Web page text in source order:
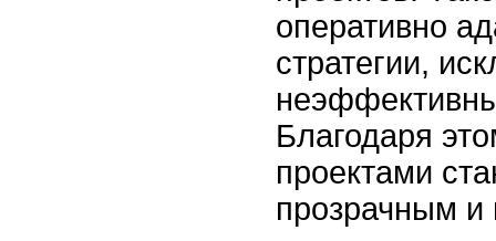
оперативно
стратегии,
Благодаря
проектами
прозрачным